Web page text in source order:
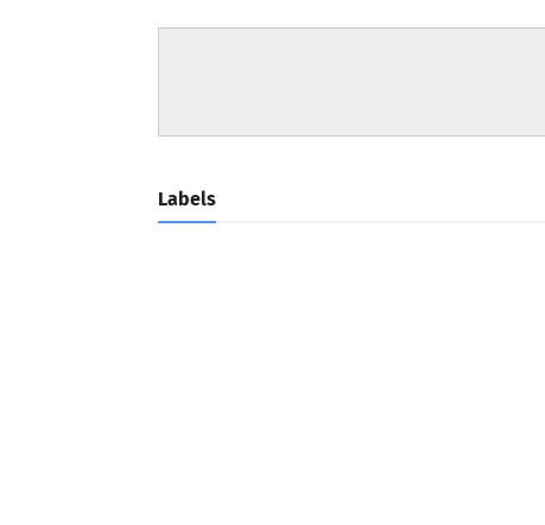
Labels